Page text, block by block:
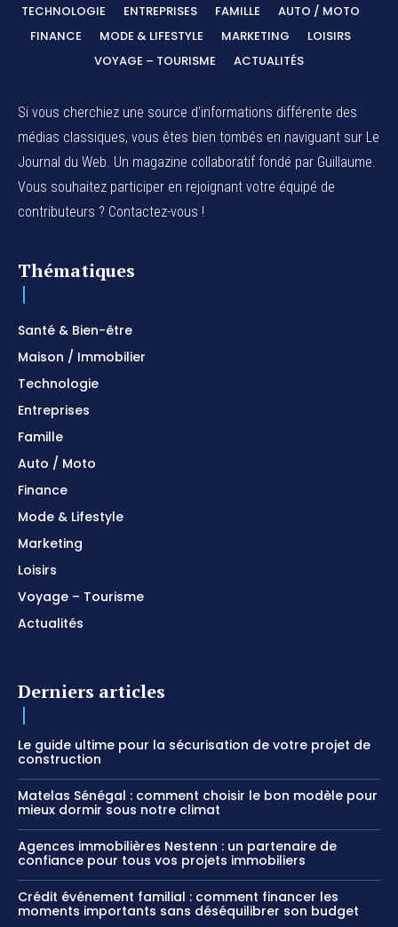
TECHNOLOGIE
ENTREPRISES FAMILLE
AUTO / MOTO
FINANCE
MODE & LIFESTYLE MARKETING
LOISIRS
VOYAGE – TOURISME
ACTUALITÉS
Si vous cherchiez une source d'informations différente des
médias classiques, vous êtes bien tombés en naviguant sur Le
Journal du Web. Un magazine collaboratif fondé par Guillaume.
Vous souhaitez participer en rejoignant votre équipé de
contributeurs ? Contactez-vous !
Thématiques
Santé & Bien-être
Maison / Immobilier
Technologie
Entreprises
Famille
Auto / Moto
Finance
Mode & Lifestyle
Marketing
Loisirs
Voyage – Tourisme
Actualités
Derniers articles
Le guide ultime pour la sécurisation de votre projet de
construction
Matelas Sénégal : comment choisir le bon modèle pour
mieux dormir sous notre climat
Agences immobilières Nestenn : un partenaire de
confiance pour tous vos projets immobiliers
Crédit événement familial : comment financer les
moments importants sans déséquilibrer son budget